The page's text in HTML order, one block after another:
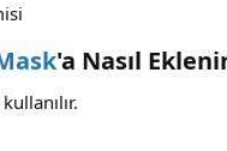
'a Nasıl